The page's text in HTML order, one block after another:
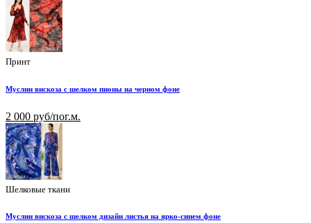
Принт
Муслин вискоза с шелком пионы на черном фоне
2 000 руб/пог.м.
Шелковые ткани
Муслин вискоза с шелком дизайн листья на ярко-синем фоне